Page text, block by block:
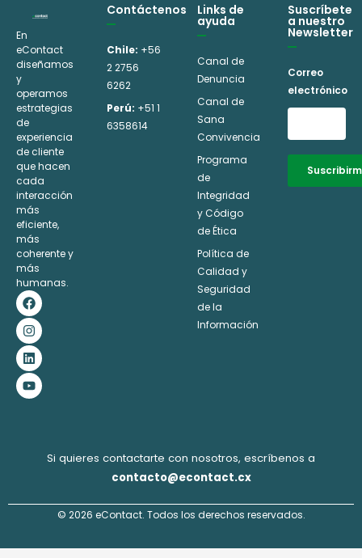
En
eContact
diseñamos
y
operamos
estrategias
de
experiencia
de cliente
que hacen
cada
interacción
más
eficiente,
más
coherente y
más
humanas.
F
a
c
e
b
o
o
k
I
n
s
t
a
g
r
a
m
L
i
n
k
e
d
i
n
Y
o
u
t
u
b
e
Contáctenos
Chile: +56
2 2756
6262
Perú: +51 1
6358614
Links de
ayuda
Canal de
Denuncia
Canal de
Sana
Convivencia
Programa
de
Integridad
y Código
de Ética
Política de
Calidad y
Seguridad
de la
Información
Suscríbete
a nuestro
Newsletter
Correo
electrónico
Si quieres contactarte con nosotros, escríbenos a
contacto@econtact.cx
© 2026 eContact. Todos los derechos reservados.